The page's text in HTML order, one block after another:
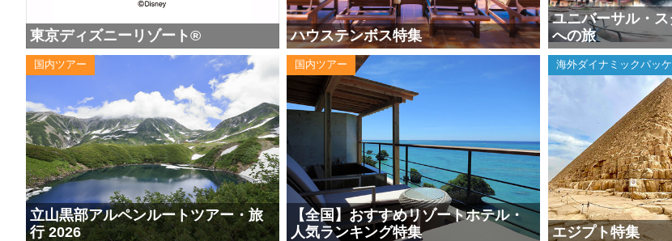
東京ディズニーリゾート® ハウステンボス特集
ユニバーサル・
への旅
国内ツアー
立山黒部アルペンルートツアー・旅
行 2026
国内ツアー
【全国】おすすめリゾートホテル・
人気ランキング特集
海外ダイナミックパッ
エジプト特集